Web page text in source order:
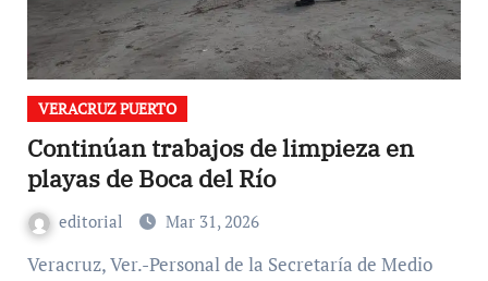
VERACRUZ PUERTO
Continúan trabajos de limpieza en
playas de Boca del Río
editorial Mar 31, 2026
Veracruz, Ver.-Personal de la Secretaría de Medio